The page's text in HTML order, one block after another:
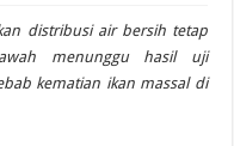
distribusi air bersih tetap
menunggu hasil uji
kematian ikan massal di